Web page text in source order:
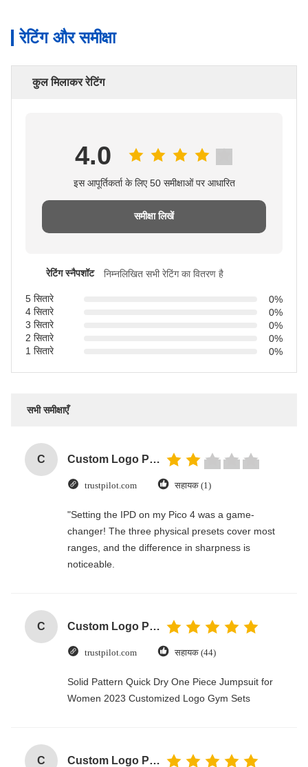
रेटिंग और समीक्षा
कुल मिलाकर रेटिंग
4.0
इस आपूर्तिकर्ता के लिए 50 समीक्षाओं पर आधारित
समीक्षा लिखें
रेटिंग स्नैपशॉट निम्नलिखित सभी रेटिंग का वितरण है
5 सितारे
0%
4 सितारे
0%
3 सितारे
0%
2 सितारे
0%
1 सितारे
0%
सभी समीक्षाएँ
C Custom Logo Paper Cardboard Packing Folding White / Black / Rose Gold Luxury Magnetic Gift Box with Ribbon Closure
trustpilot.com सहायक (1)
"Setting the IPD on my Pico 4 was a game-
changer! The three physical presets cover most
ranges, and the difference in sharpness is
noticeable.
C Custom Logo Paper Cardboard Packing Folding White / Black / Rose Gold Luxury Magnetic Gift Box with Ribbon Closure
trustpilot.com सहायक (44)
Solid Pattern Quick Dry One Piece Jumpsuit for
Women 2023 Customized Logo Gym Sets
C Custom Logo Paper Cardboard Packing Folding White / Black / Rose Gold Luxury Magnetic Gift Box with Ribbon Closure